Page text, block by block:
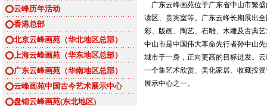
云峰历年活动
香港总部
北京云峰画苑（华北地区总部）
上海云峰画苑（华东地区总部）
广东云峰画苑（华南地区总部）
云峰画苑中国古今艺术展示中心
盘锦云峰画苑(东北地区)
广东云峰画苑位于广东省中山市繁盛
读区、贵宾室等。广东云峰长期展出
彩、版画、陶艺、石雕、木雕及古典
中山市是中国伟大革命先行者孙中山
城市于一身，正向更高的目标进发。
一个集艺术欣赏、美化家居、收藏投
展示中心之一。